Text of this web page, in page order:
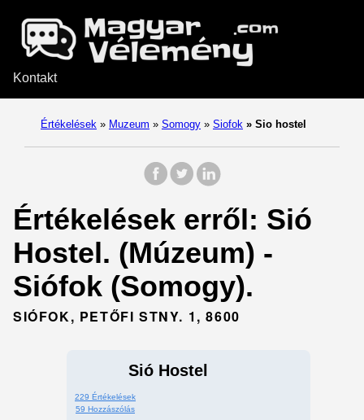
Kontakt
Értékelések » Muzeum » Somogy » Siofok » Sio hostel
Értékelések erről: Sió
Hostel. (Múzeum) -
Siófok (Somogy).
SIÓFOK, PETŐFI STNY. 1, 8600
Sió Hostel
229 Értékelések
59 Hozzászólás